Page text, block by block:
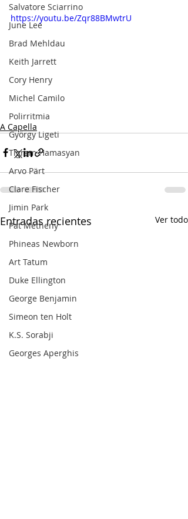
Salvatore Sciarrino
June Lee
Brad Mehldau
Keith Jarrett
Cory Henry
Michel Camilo
Polirritmia
György Ligeti
Tigram Hamasyan
Arvo Pärt
Clare Fischer
Jimin Park
Pat Metheny
Phineas Newborn
Art Tatum
Duke Ellington
George Benjamin
Simeon ten Holt
K.S. Sorabji
Georges Aperghis
https://youtu.be/Zqr88BMwtrU
A Capella
Entradas recientes Ver todo